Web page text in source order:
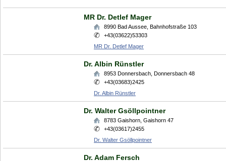
MR Dr. Detlef Mager
8990 Bad Aussee Bahnhofstraße 103
+43(03622)53303
MR Dr. Detlef Mager
Dr. Albin Rünstler
8953 Donnersbach Donnersbach 48
+43(03683)2425
Dr. Albin Rünstler
Dr. Walter Gsöllpointner
8783 Gaishorn Gaishorn 47
+43(03617)2455
Dr. Walter Gsöllpointner
Dr. Adam Fersch